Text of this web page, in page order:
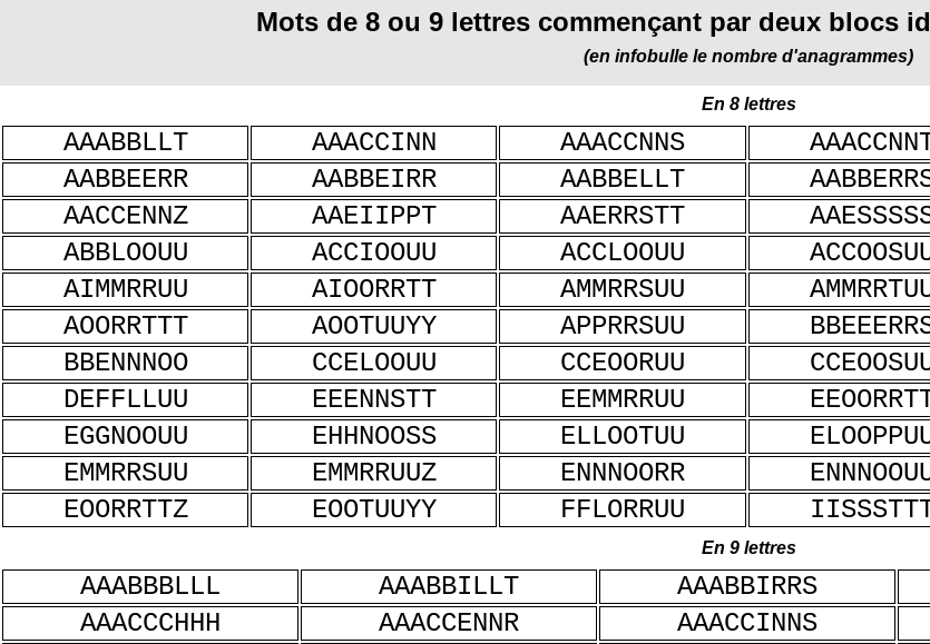
Mots de 8 ou 9 lettres commençant par deux blocs
(en infobulle le nombre d'anagrammes)
En 8 lettres
AAABBLLT AAACCINN AAACCNNS
AABBEERR
AABBEIRR AABBELLT
AACCENNZ
AAEIIPPT AAERRSTT
ABBLOOUU
ACCIOOUU ACCLOOUU
AIMMRRUU
AIOORRTT AMMRRSUU
AOORRTTT
AOOTUUYY APPRRSUU
BBENNNOO
CCELOOUU CCEOORUU
DEFFLLUU
EEENNSTT EEMMRRUU
EGGNOOUU
EHHNOOSS ELLOOTUU
EMMRRSUU
EMMRRUUZ ENNNOORR
EOORRTTZ
EOOTUUYY FFLORRUU
En 9 lettres
AAABBBLLL AAABBILLT AAABBIRRS
AAACCCHHH
AAACCENNR AAACCINNS